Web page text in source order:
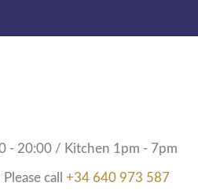
- 20:00 / Kitchen 1pm - 7pm
call +34 640 973 587